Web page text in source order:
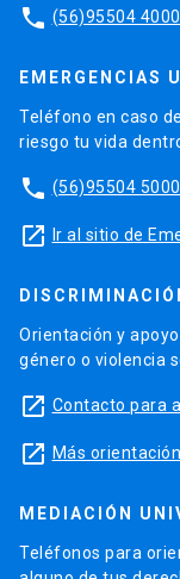
phone (56)95504 4000
EMERGENCIAS
Teléfono en caso
riesgo tu vida
phone (56)95504 5000
launch Ir al sitio de
Orientación y
género o violencia
launch Contacto para
launch Más orientación
MEDIACIÓN
Teléfonos para